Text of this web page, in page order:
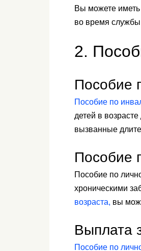
Вы можете
во время
2.
Пособие
Пособие по
детей в
вызванные
Пособие
Пособие по
хроническими
возраста, вы
Выплата
Пособие по